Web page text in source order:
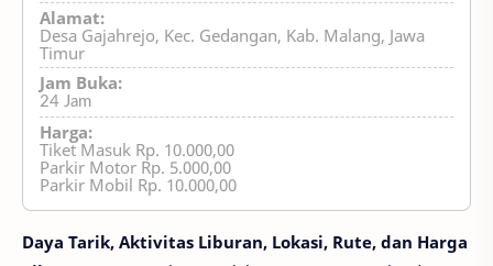
Alamat:
Desa Gajahrejo, Kec. Gedangan, Kab. Malang, Jawa
Timur
Jam Buka:
24 Jam
Harga:
Tiket Masuk Rp. 10.000,00
Parkir Motor Rp. 5.000,00
Parkir Mobil Rp. 10.000,00
Daya Tarik, Aktivitas Liburan, Lokasi, Rute, dan Harga